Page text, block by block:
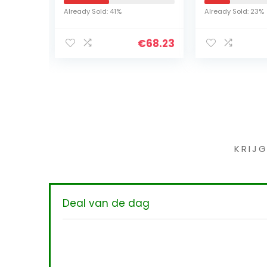
ppvangzak
Already Sold: 41%
68.23
Already Sold: 23%
Deal van de dag